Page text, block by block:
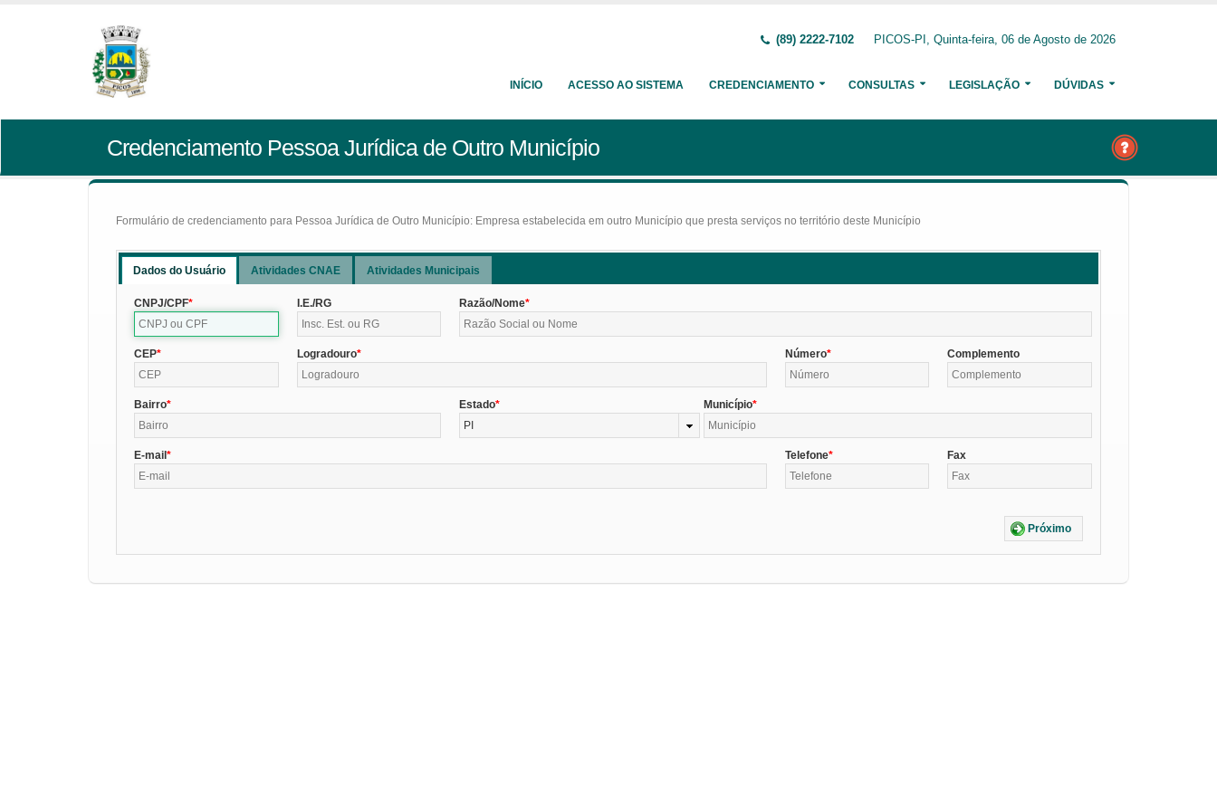
(89) 2222-7102 PICOS-PI, Quinta-feira, 06 de Agosto de 2026
INÍCIO ACESSO AO SISTEMA CREDENCIAMENTO CONSULTAS LEGISLAÇÃO DÚVIDAS
Credenciamento Pessoa Jurídica de Outro Município
Formulário de credenciamento para Pessoa Jurídica de Outro Município: Empresa estabelecida em outro Município que presta serviços no território deste Município
Dados do Usuário Atividades CNAE Atividades Municipais
CNPJ/CPF I.E./RG Razão/Nome
CEP Logradouro Número Complemento
Bairro
Estado
PI
Município
E-mail Telefone Fax
Próximo